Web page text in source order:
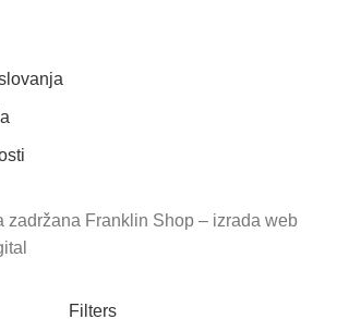
zadržana Franklin Shop – izrada web
Filters